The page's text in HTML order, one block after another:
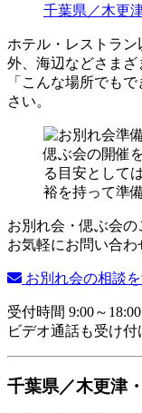
千葉県／木更
ホテル・レストラ
外、海辺などさまざ
「こんな場所でも
さい。
お別れ会・偲ぶ会
お気軽にお問い合わ
お別れ会の相談
受付時間 9:00～
ビデオ通話も受け
千葉県／木更津